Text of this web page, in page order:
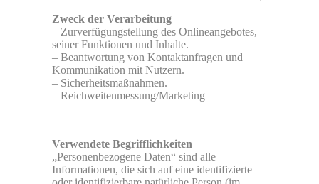
Zweck der Verarbeitung
– Zurverfügungstellung des Onlineangebotes,
seiner Funktionen und Inhalte.
– Beantwortung von Kontaktanfragen und
Kommunikation mit Nutzern.
– Sicherheitsmaßnahmen.
– Reichweitenmessung/Marketing
Verwendete Begrifflichkeiten
„Personenbezogene Daten“ sind alle
Informationen, die sich auf eine identifizierte